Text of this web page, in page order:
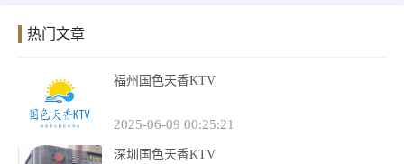
热门文章
福州国色天香KTV
2025-06-09 00:25:21
深圳国色天香KTV